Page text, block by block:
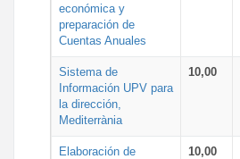
económica y
preparación de
Cuentas Anuales
Sistema de
Información UPV para
la dirección,
Mediterrània
10,00
Elaboración de
10,00